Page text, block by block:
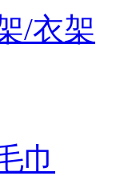
/衣架
巾